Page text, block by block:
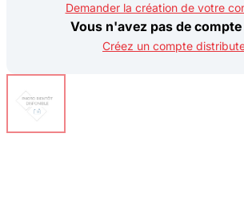
Demander la création de votre
Vous n'avez pas de
Créez un compte